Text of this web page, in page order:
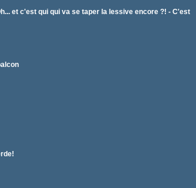
et c'est qui qui va se taper la lessive encore ?! - C'est